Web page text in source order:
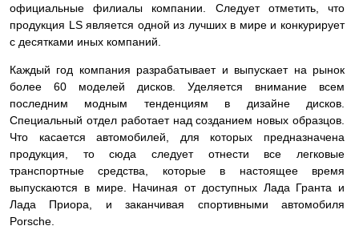
официальные филиалы компании. Следует отметить, что
продукция LS является одной из лучших в мире и конкурирует
с десятками иных компаний.
Каждый год компания разрабатывает и выпускает на рынок
более 60 моделей дисков. Уделяется внимание всем
последним модным тенденциям в дизайне дисков.
Специальный отдел работает над созданием новых образцов.
Что касается автомобилей, для которых предназначена
продукция, то сюда следует отнести все легковые
транспортные средства, которые в настоящее время
выпускаются в мире. Начиная от доступных Лада Гранта и
Лада Приора, и заканчивая спортивными автомобиля
Porsche.